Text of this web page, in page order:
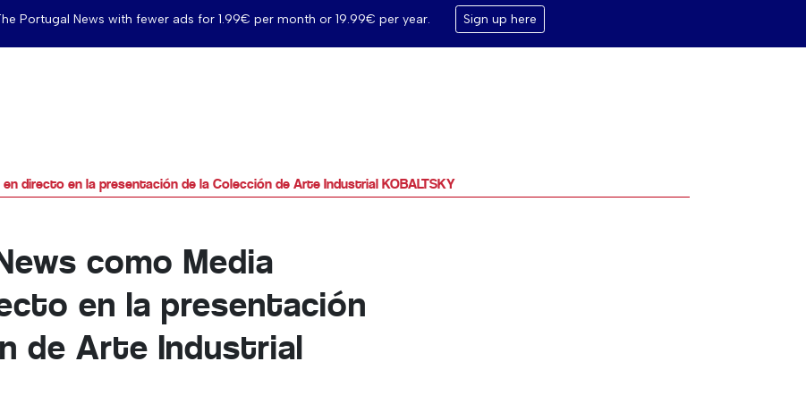
Portugal News with fewer ads for 1.99€ per month or 19.99€ per year. Sign up here
directo en la presentación de la Colección de Arte Industrial KOBALTSKY
como Media
en la presentación
de Arte Industrial